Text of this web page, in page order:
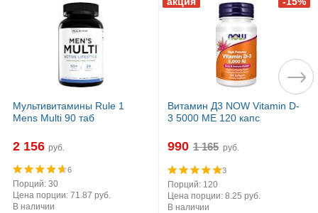
Мультивитамины Rule 1
Mens Multi 90 таб
2 156 руб.
6
Порций: 30
Цена порции: 71.87 руб.
В наличии
Витамин Д3 NOW Vitamin D-
3 5000 МЕ 120 капс
990 руб.
3
Порций: 120
Цена порции: 8.25 руб.
В наличии